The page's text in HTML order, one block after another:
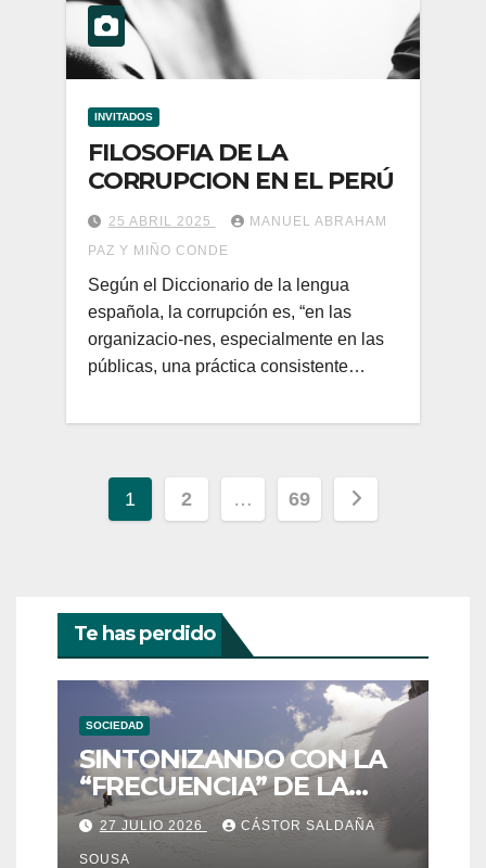
INVITADOS
FILOSOFIA DE LA
CORRUPCION EN EL PERÚ
25 ABRIL 2025
MANUEL ABRAHAM
PAZ Y MIÑO CONDE
Según el Diccionario de la lengua
española, la corrupción es, “en las
organizacio-nes, especialmente en las
públicas, una práctica consistente…
Paginación
1 2 … 69
Te has perdido
SOCIEDAD
SINTONIZANDO CON LA
“FRECUENCIA” DE LA
ESTRELLA DE LA NIEVE:
QOYLLUR´RITTI
27 JULIO 2026 CÁSTOR SALDAÑA
SOUSA